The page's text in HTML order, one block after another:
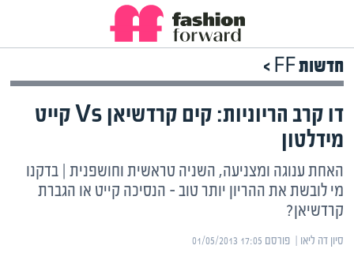
חדשות FF >
דו קרב הריוניות: קים קרדשיאן Vs קייט
מידלטון
האחת ענוגה ומצניעה, השניה טראשית וחושפנית | בדקנו
מי לובשת את ההריון יותר טוב – הנסיכה קייט או הגברת
קרדשיאן?
סיון דה ליאו | ‏פורסם ‎01/05/2013 17:05